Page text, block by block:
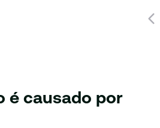
é causado por